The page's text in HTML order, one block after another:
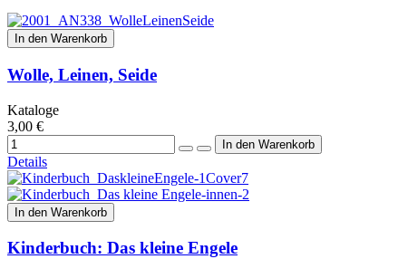
In den Warenkorb
Wolle, Leinen, Seide
Kataloge
3,00 €
Details
In den Warenkorb
Kinderbuch: Das kleine Engele